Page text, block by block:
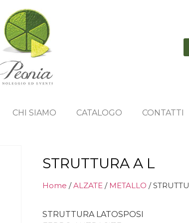
CHI SIAMO CATALOGO CONTATTI
STRUTTURA A L
Home /ALZATE / METALLO /
STRUTTURA LATOSPOSI